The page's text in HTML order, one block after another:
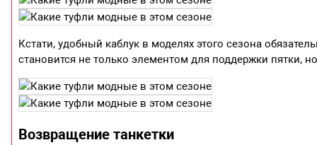
Кстати, удобный каблук в моделях этого сезона
становится не только элементом для поддержки пятки,
Возвращение танкетки